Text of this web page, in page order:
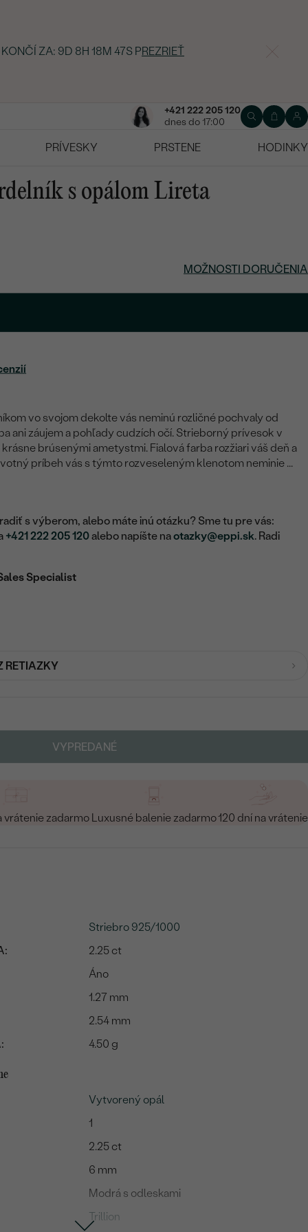
KONČÍ ZA: 9D 8H 18M 46S PREZRIEŤ
+421 222 205 120
dnes do 17:00
PRÍVESKY PRSTENE HODINKY
s opálom Lireta
MOŽNOSTI DORUČENIA
vo svojom dekolte vás neminú rozličné pochvaly od
ani záujem a pohľady cudzích očí. Strieborný prívesok v
brúsenými ametystmi. Fialová farba rozžiari váš deň a
príbeh vás s týmto rozveseleným klenotom neminie ...
s výberom, alebo máte inú otázku? Sme tu pre vás:
+421 222 205 120alebo napíšte naotazky@eppi.sk. Radi
Specialist
RETIAZKY
VYPREDANÉ
vrátenie zadarmo Luxusné balenie zadarmo120 dní na vrátenie
Striebro 925/1000
2.25 ct
Áno
1.27 mm
2.54 mm
4.50 g
Vytvorený opál
1
2.25 ct
6 mm
Modrá s odleskami
Trillion